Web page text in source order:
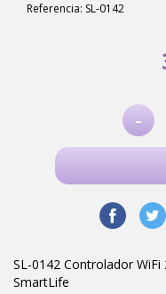
Referencia: SL-0142
-
SL-0142 Controlador WiFi
SmartLife